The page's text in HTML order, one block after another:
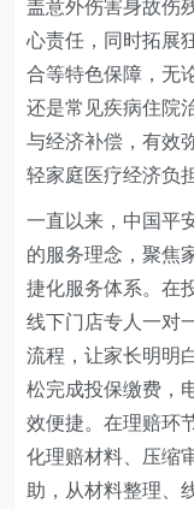
盖意外伤害身故伤
心责任，同时拓展
合等特色保障，无
还是常见疾病住院
与经济补偿，有效
轻家庭医疗经济负
一直以来，中国平
的服务理念，聚焦
捷化服务体系。在
线下门店专人一对
流程，让家长明明
松完成投保缴费，
效便捷。在理赔环
化理赔材料、压缩
助，从材料整理、